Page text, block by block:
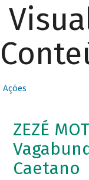
Ações
ZEZÉ
Caetano